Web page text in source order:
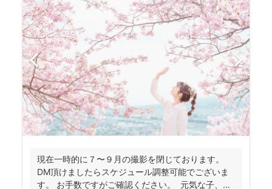
現在一時的に７〜９月の撮影を閉じております。
DM頂けましたらスケジュール調整可能でございま
す。 お手数ですがご確認ください。 元気な子、人